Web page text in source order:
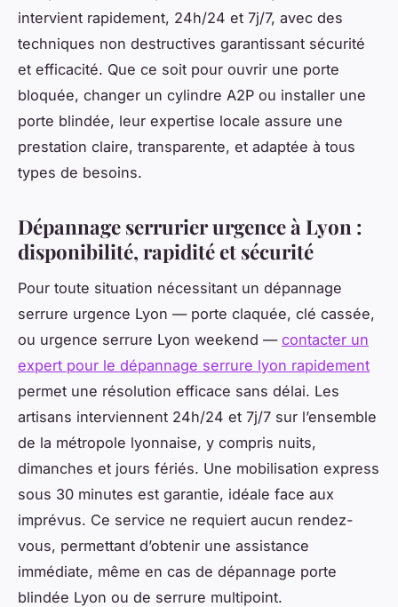
intervient rapidement, 24h/24 et 7j/7, avec des
techniques non destructives garantissant sécurité
et efficacité. Que ce soit pour ouvrir une porte
bloquée, changer un cylindre A2P ou installer une
porte blindée, leur expertise locale assure une
prestation claire, transparente, et adaptée à tous
types de besoins.
Dépannage serrurier urgence à Lyon :
disponibilité, rapidité et sécurité
Pour toute situation nécessitant un dépannage
serrure urgence Lyon — porte claquée, clé cassée,
ou urgence serrure Lyon weekend — contacter un
expert pour le dépannage serrure lyon rapidement
permet une résolution efficace sans délai. Les
artisans interviennent 24h/24 et 7j/7 sur l’ensemble
de la métropole lyonnaise, y compris nuits,
dimanches et jours fériés. Une mobilisation express
sous 30 minutes est garantie, idéale face aux
imprévus. Ce service ne requiert aucun rendez-
vous, permettant d’obtenir une assistance
immédiate, même en cas de dépannage porte
blindée Lyon ou de serrure multipoint.